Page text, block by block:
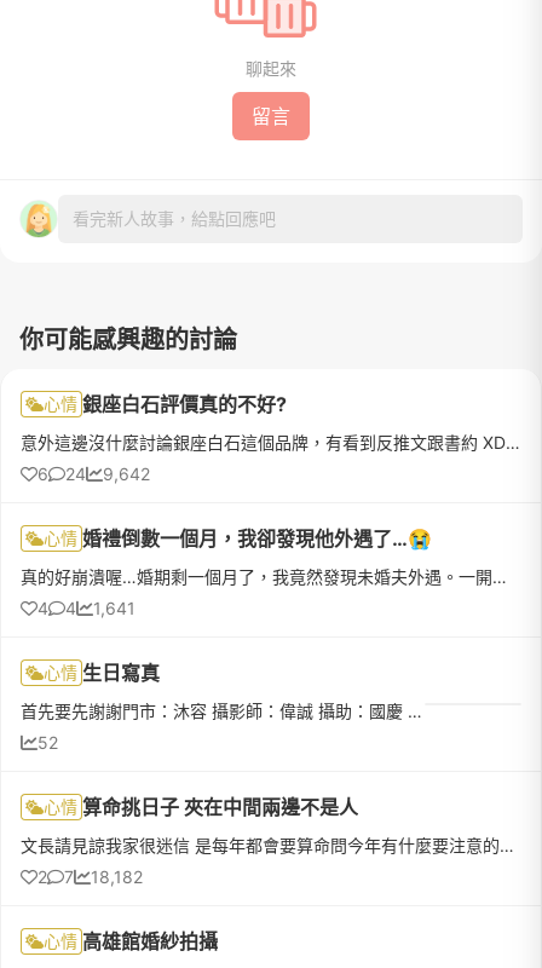
聊起來
留言
看完新人故事，給點回應吧
你可能感興趣的討論
心情 銀座白石評價真的不好?
意外這邊沒什麼討論銀座白石這個品牌，有看到反推文跟書約 XD會知道這個品牌是N年前跟朋友逛街想去看看項鍊，因為沒預約櫃姐也都在忙我們就自已先逛，等了一下後來櫃姐蠻認真了解我們的需求(其實我們只是想隨便看看)...
6
24 9,642
心情 婚禮倒數一個月，我卻發現他外遇了…😭
真的好崩潰喔…婚期剩一個月了，我竟然發現未婚夫外遇。一開始收到匿名信說他跟別的女生很曖昧，還附了對話截圖，我還以為是惡作劇！誰知道後來無意間看到他在偷傳訊息，趁他洗澡的時候偷偷翻了一下手機，結果…那些對...
4
4 1,641
心情 生日寫真
首先要先謝謝門市：沐容 攝影師：偉誠 攝助：國慶 造型師：CORA 為我的21歲生日寫真幫忙 ，剛進去門市沐容先熱情的介紹 並試穿禮服 甚至在我選不出來要哪件禮服時提供意見 到了拍照當天是有點小緊張的 但還好CORA邊...
52
心情 算命挑日子 夾在中間兩邊不是人
文長請見諒我家很迷信 是每年都會要算命問今年有什麼要注意的那種我非常討厭算命從小就覺得被算命師針對是那種說命格不好 每年都有會流年不利的事情的那種這次要結婚 媽媽一知道消息就要我給男友的生辰八字去算日子男友也是不信這種的 他家裡也沒為了我們要結婚而開始有動作（他家是放任主義）因此我們就決定把算日子的事情交代給我媽媽誰知道給了八字才是噩夢的開始媽媽回來的答案竟然是算命師說要男方去算日子不是女方所以不
2
7 18,182
心情 高雄館婚紗拍攝